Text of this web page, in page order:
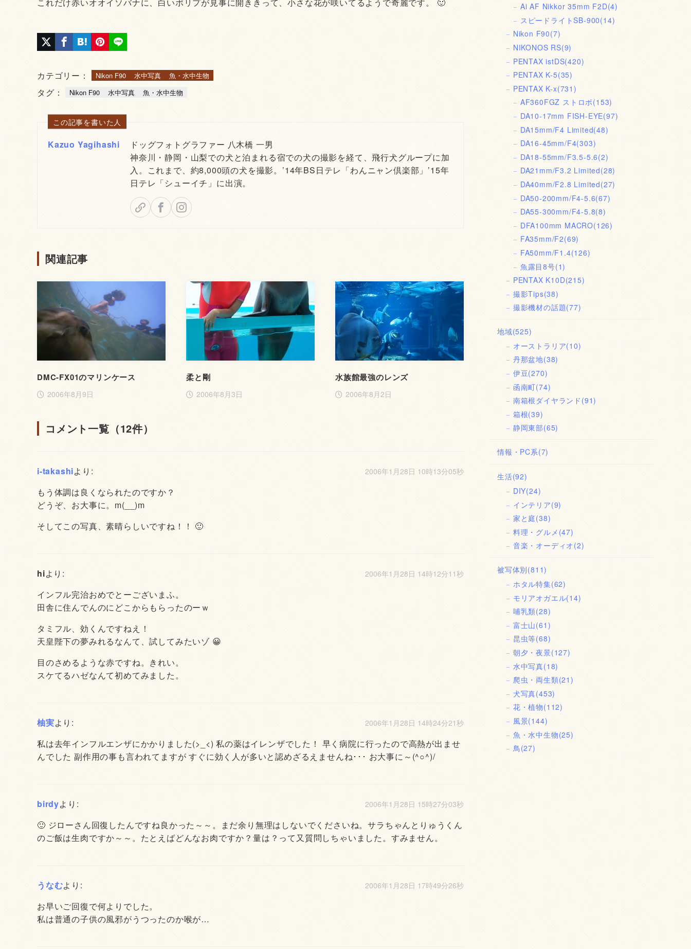
カテゴリー： Nikon F90 水中写真 魚・水中生物
タグ： Nikon F90 水中写真 魚・水中生物
この記事を書いた人
Kazuo Yagihashi
ドッグフォトグラファー 八木橋 一男
神奈川・静岡・山梨での犬と泊まれる宿での犬の撮影を経て、飛行犬グループに加
入。これまで、約8,000頭の犬を撮影。’14年BS日テレ「わんニャン倶楽部」’15年
日テレ「シューイチ」に出演。
関連記事
DMC-FX01のマリンケース
2006年8月9日
柔と剛
2006年8月3日
水族館最強のレンズ
2006年8月2日
コメント一覧（12件）
i-takashiより: 2006年1月28日 10時13分05秒
もう体調は良くなられたのですか？
どうぞ、お大事に。m(__)m
そしてこの写真、素晴らしいですね！！ 🙂
hiより: 2006年1月28日 14時12分11秒
インフル完治おめでとーございまふ。
田舎に住んでんのにどこからもらったのーｗ
タミフル、効くんですねえ！
天皇陛下の夢みれるなんて、試してみたいゾ 😀
目のさめるような赤ですね。きれい。
スケてるハゼなんて初めてみました。
柚実より: 2006年1月28日 14時24分21秒
私は去年インフルエンザにかかりました(>_<) 私の薬はイレンザでした！ 早く病院に行ったので高熱が出ませ
んでした 副作用の事も言われてますが すぐに効く人が多いと認めざるえませんね･･･ お大事に～(^○^)/
birdyより: 2006年1月28日 15時27分03秒
🙂 ジローさん回復したんですね良かった～～。まだ余り無理はしないでくださいね。サラちゃんとりゅうくん
のご飯は生肉ですか～～。たとえばどんなお肉ですか？量は？って又質問しちゃいました。すみません。
うなむより: 2006年1月28日 17時49分26秒
お早いご回復で何よりでした。
私は普通の子供の風邪がうつったのか喉が…
Ai AF Nikkor 35mm F2D(4)
スピードライトSB-900(14)
Nikon F90(7)
NIKONOS RS(9)
PENTAX istDS(420)
PENTAX K-5(35)
PENTAX K-x(731)
AF360FGZ ストロボ(153)
DA10-17mm FISH-EYE(97)
DA15mm/F4 Limited(48)
DA16-45mm/F4(303)
DA18-55mm/F3.5-5.6(2)
DA21mm/F3.2 Limited(28)
DA40mm/F2.8 Limited(27)
DA50-200mm/F4-5.6(67)
DA55-300mm/F4-5.8(8)
DFA100mm MACRO(126)
FA35mm/F2(69)
FA50mm/F1.4(126)
魚露目8号(1)
PENTAX K10D(215)
撮影Tips(38)
撮影機材の話題(77)
地域(525)
オーストラリア(10)
丹那盆地(38)
伊豆(270)
函南町(74)
南箱根ダイヤランド (91)
箱根(39)
静岡東部(65)
情報・PC系(7)
生活(92)
DIY(24)
インテリア(9)
家と庭(38)
料理・グルメ (47)
音楽・オーディオ(2)
被写体別(811)
ホタル特集(62)
モリアオガエル(14)
哺乳類(28)
富士山(61)
昆虫等(68)
朝夕・夜景(127)
水中写真(18)
爬虫・両生類(21)
犬写真(453)
花・植物(112)
風景(144)
魚・水中生物(25)
鳥(27)